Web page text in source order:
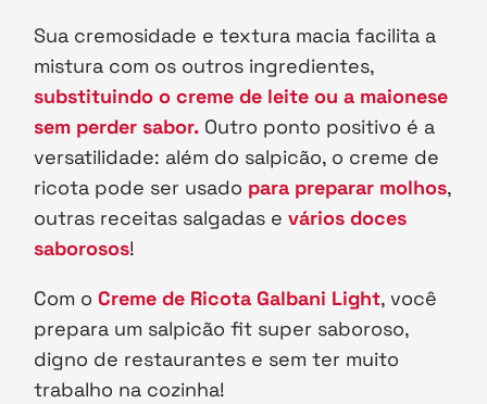
Sua cremosidade e textura macia facilita a
mistura com os outros ingredientes,
substituindo o creme de leite ou a maionese
sem perder sabor. Outro ponto positivo é a
versatilidade: além do salpicão, o creme de
ricota pode ser usado para preparar molhos,
outras receitas salgadas evários doces
saborosos!
Com o Creme de Ricota Galbani Light, você
prepara um salpicão fit super saboroso,
digno de restaurantes e sem ter muito
trabalho na cozinha!